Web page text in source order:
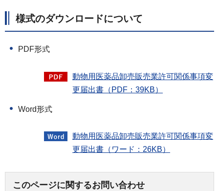
様式のダウンロードについて
PDF形式
動物用医薬品卸売販売業許可関係事項変
更届出書（PDF：39KB）
Word形式
動物用医薬品卸売販売業許可関係事項変
更届出書（ワード：26KB）
このページに関するお問い合わせ